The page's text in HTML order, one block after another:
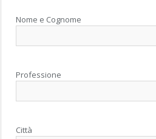
Nome e Cognome
Professione
Città